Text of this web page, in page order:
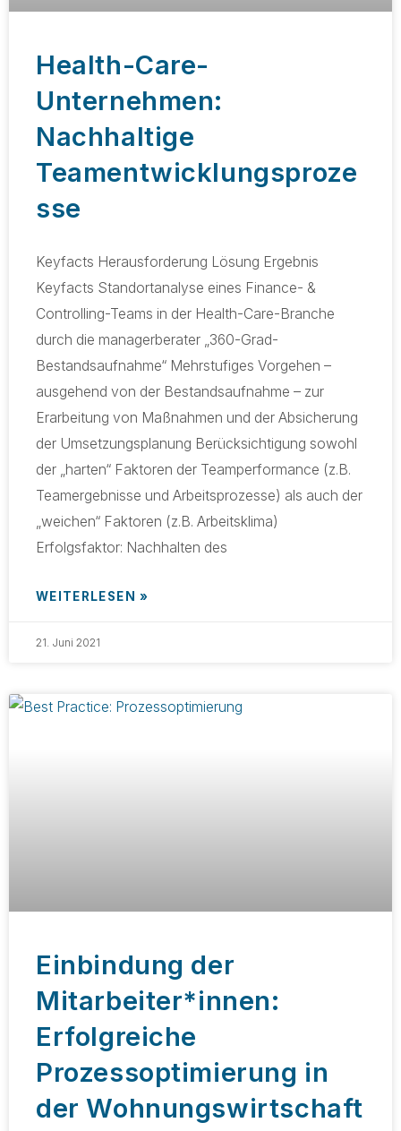
Health-Care-
Unternehmen:
Nachhaltige
Teamentwicklungsproze
sse
Keyfacts Herausforderung Lösung Ergebnis
Keyfacts Standortanalyse eines Finance- &
Controlling-Teams in der Health-Care-Branche
durch die managerberater „360-Grad-
Bestandsaufnahme“ Mehrstufiges Vorgehen –
ausgehend von der Bestandsaufnahme – zur
Erarbeitung von Maßnahmen und der Absicherung
der Umsetzungsplanung Berücksichtigung sowohl
der „harten“ Faktoren der Teamperformance (z.B.
Teamergebnisse und Arbeitsprozesse) als auch der
„weichen“ Faktoren (z.B. Arbeitsklima)
Erfolgsfaktor: Nachhalten des
WEITERLESEN »
21. Juni 2021
Einbindung der
Mitarbeiter*innen:
Erfolgreiche
Prozessoptimierung in
der Wohnungswirtschaft